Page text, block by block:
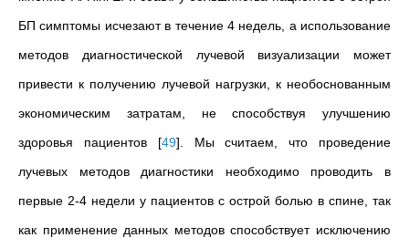
БП симптомы исчезают в течение 4 недель, а использование
методов диагностической лучевой визуализации может
привести к получению лучевой нагрузки, к необоснованным
экономическим затратам, не способствуя улучшению
здоровья пациентов [49] . Мы считаем, что проведение
лучевых методов диагностики необходимо проводить в
первые 2-4 недели у пациентов с острой болью в спине, так
как применение данных методов способствует исключению